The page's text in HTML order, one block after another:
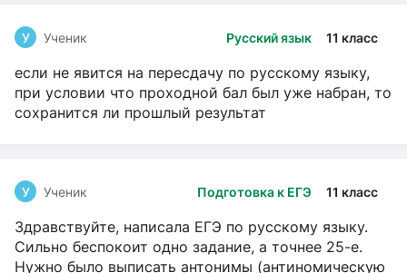
Русский язык 11 класс
У Ученик
если не явится на пересдачу по русскому языку,
при условии что проходной бал был уже набран, то
сохранится ли прошлый результат
Подготовка к ЕГЭ 11 класс
У Ученик
Здравствуйте, написала ЕГЭ по русскому языку.
Сильно беспокоит одно задание, а точнее 25-е.
Нужно было выписать антонимы (антиномическую